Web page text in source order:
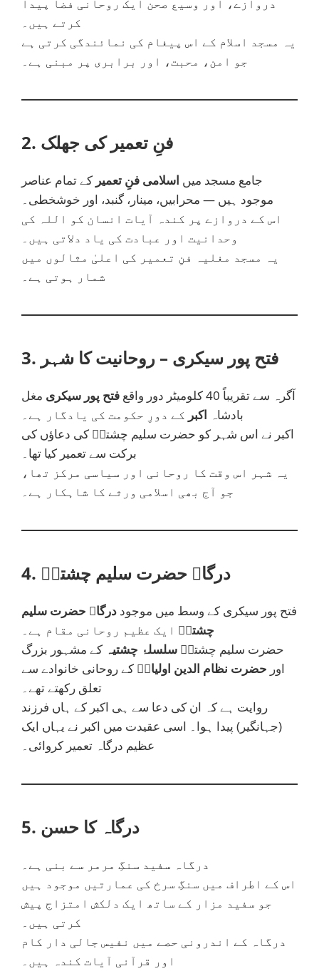
کرتے ہیں۔
یہ مسجد اسلام کے اس پیغام کی نمائندگی کرتی ہے
جو امن، محبت، اور برابری پر مبنی ہے۔
2. فنِ تعمیر کی جھلک
جامع مسجد میں اسلامی فنِ تعمیر کے تمام عناصر
موجود ہیں — محرابیں، مینار، گنبد، اور خوشخطی۔
اس کے دروازے پر کندہ آیات انسان کو اللہ کی
وحدانیت اور عبادت کی یاد دلاتی ہیں۔
یہ مسجد مغلیہ فنِ تعمیر کی اعلیٰ مثالوں میں
شمار ہوتی ہے۔
3. فتح پور سیکری – روحانیت کا شہر
آگرہ سے تقریباً 40 کلومیٹر دور واقع فتح پور سیکری مغل
بادشاہ اکبر کے دورِ حکومت کی یادگار ہے۔
اکبر نے اس شہر کو حضرت سلیم چشتیؒ کی دعاؤں کی
برکت سے تعمیر کیا تھا۔
یہ شہر اس وقت کا روحانی اور سیاسی مرکز تھا،
جو آج بھی اسلامی ورثے کا شاہکار ہے۔
4. درگاہ حضرت سلیم چشتیؒ
فتح پور سیکری کے وسط میں موجود درگاہ حضرت سلیم
چشتیؒ ایک عظیم روحانی مقام ہے۔
حضرت سلیم چشتیؒ سلسلۂ چشتیہ کے مشہور بزرگ
اور حضرت نظام الدین اولیاءؒ کے روحانی خانوادے سے
تعلق رکھتے تھے۔
روایت ہے کہ ان کی دعا سے ہی اکبر کے ہاں فرزند
(جہانگیر) پیدا ہوا۔ اسی عقیدت میں اکبر نے یہاں ایک
عظیم درگاہ تعمیر کروائی۔
5. درگاہ کا حسن
درگاہ سفید سنگِ مرمر سے بنی ہے۔
اس کے اطراف میں سنگِ سرخ کی عمارتیں موجود ہیں
جو سفید مزار کے ساتھ ایک دلکش امتزاج پیش
کرتی ہیں۔
درگاہ کے اندرونی حصے میں نفیس جالی دار کام
اور قرآنی آیات کندہ ہیں۔